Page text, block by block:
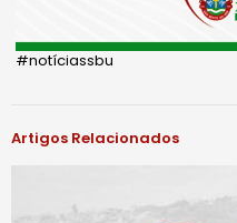
#notíciassbu
Artigos Relacionados